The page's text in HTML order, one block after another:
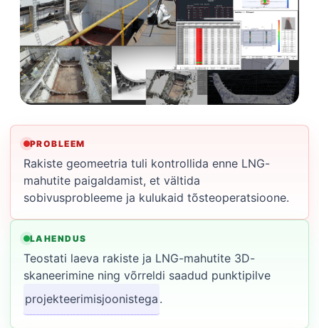
PROBLEEM
Rakiste geomeetria tuli kontrollida enne LNG-
mahutite paigaldamist, et vältida
sobivusprobleeme ja kulukaid tõsteoperatsioone.
LAHENDUS
Teostati laeva rakiste ja LNG-mahutite 3D-
skaneerimine ning võrreldi saadud punktipilve
projekteerimisjoonistega .